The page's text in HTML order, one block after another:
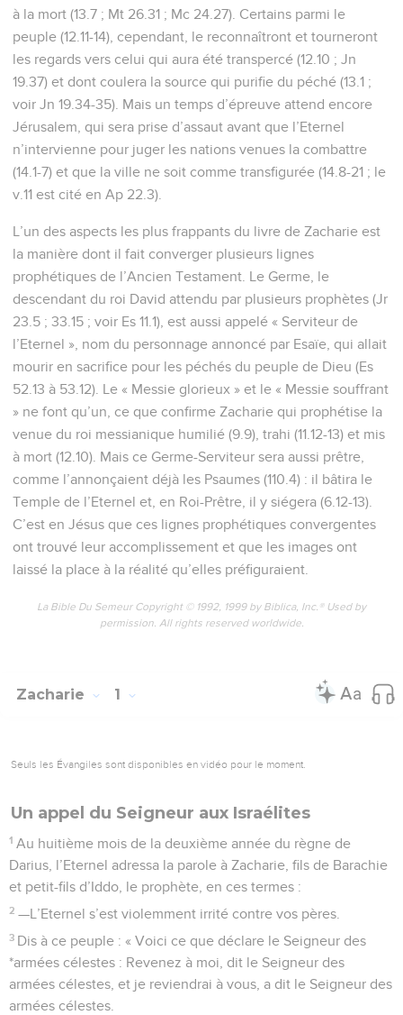
à la mort (13.7 ; Mt 26.31 ; Mc 24.27). Certains parmi le
peuple (12.11-14), cependant, le reconnaîtront et tourneront
les regards vers celui qui aura été transpercé (12.10 ; Jn
19.37) et dont coulera la source qui purifie du péché (13.1 ;
voir Jn 19.34-35). Mais un temps d’épreuve attend encore
Jérusalem, qui sera prise d’assaut avant que l’Eternel
n’intervienne pour juger les nations venues la combattre
(14.1-7) et que la ville ne soit comme transfigurée (14.8-21 ; le
v.11 est cité en Ap 22.3).
L’un des aspects les plus frappants du livre de Zacharie est
la manière dont il fait converger plusieurs lignes
prophétiques de l’Ancien Testament. Le Germe, le
descendant du roi David attendu par plusieurs prophètes (Jr
23.5 ; 33.15 ; voir Es 11.1), est aussi appelé « Serviteur de
l’Eternel », nom du personnage annoncé par Esaïe, qui allait
mourir en sacrifice pour les péchés du peuple de Dieu (Es
52.13 à 53.12). Le « Messie glorieux » et le « Messie souffrant
» ne font qu’un, ce que confirme Zacharie qui prophétise la
venue du roi messianique humilié (9.9), trahi (11.12-13) et mis
à mort (12.10). Mais ce Germe-Serviteur sera aussi prêtre,
comme l’annonçaient déjà les Psaumes (110.4) : il bâtira le
Temple de l’Eternel et, en Roi-Prêtre, il y siégera (6.12-13).
C’est en Jésus que ces lignes prophétiques convergentes
ont trouvé leur accomplissement et que les images ont
laissé la place à la réalité qu’elles préfiguraient.
La Bible Du Semeur Copyright © 1992, 1999 by Biblica, Inc.® Used by
permission. All rights reserved worldwide.
Zacharie 1
Seuls les Évangiles sont disponibles en vidéo pour le moment.
Un appel du Seigneur aux Israélites
1 Au huitième mois de la deuxième année du règne de
Darius, l’Eternel adressa la parole à Zacharie, fils de Barachie
et petit-fils d’Iddo, le prophète, en ces termes :
2 —L’Eternel s’est violemment irrité contre vos pères.
3 Dis à ce peuple : « Voici ce que déclare le Seigneur des
*armées célestes : Revenez à moi, dit le Seigneur des
armées célestes, et je reviendrai à vous, a dit le Seigneur des
armées célestes.